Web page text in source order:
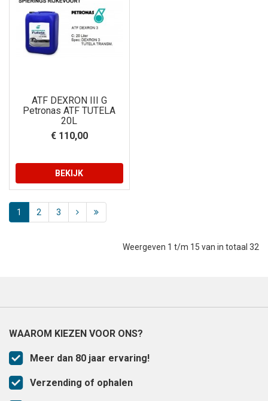
ATF DEXRON III G
Petronas ATF TUTELA
20L
€ 110,00
BEKIJK
1 2 3
Weergeven 1 t/m 15 van in totaal 32
WAAROM KIEZEN VOOR ONS?
Meer dan 80 jaar ervaring!
Verzending of ophalen